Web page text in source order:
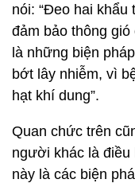
nói: “Đeo hai
đảm bảo thông
là những biện
bớt lây nhiễm, vì
hạt khí dung”.
Quan chức trên
người khác là điều
này là các biện